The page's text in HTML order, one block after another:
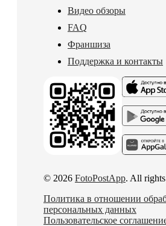
Видео обзоры
FAQ
Франшиза
Поддержка и контакты
© 2026 FotoPostApp. All rights
Политика в отношении
персональных данных
Пользовательское